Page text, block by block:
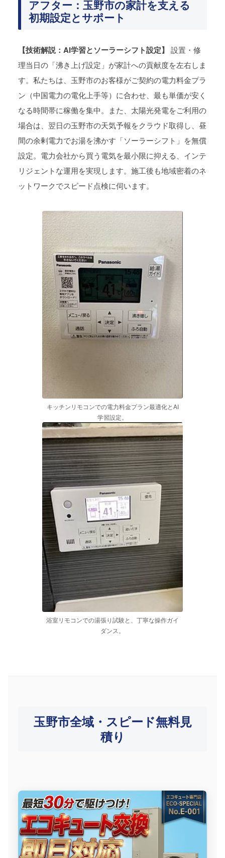
アフター：玉野市の家計を支える
初期設定とサポート
【技術解説：AI学習とソーラーシフト設定】 設置・修
理当日の「沸き上げ設定」が家計への貢献度を左右しま
す。私たちは、玉野市のお客様がご契約の電力料金プラ
ン（中国電力の電化上手等）に合わせ、最も単価が安く
なる時間帯に稼働を集中。また、太陽光発電をご利用の
場合は、翌日の玉野市の天気予報をクラウド取得し、昼
間の余剰電力でお湯を沸かす「ソーラーシフト」を無償
設定。電力会社から買う電気を最小限に抑える、インテ
リジェントな運用を実現します。施工後も地域密着のネ
ットワークでスピード点検に伺います。
キッチンリモコンでの電力料金プラン最適化とAI
学習設定。
浴室リモコンでの湯張り試験と、丁寧な操作ガイ
ダンス。
玉野市全域・スピード無料見
積り